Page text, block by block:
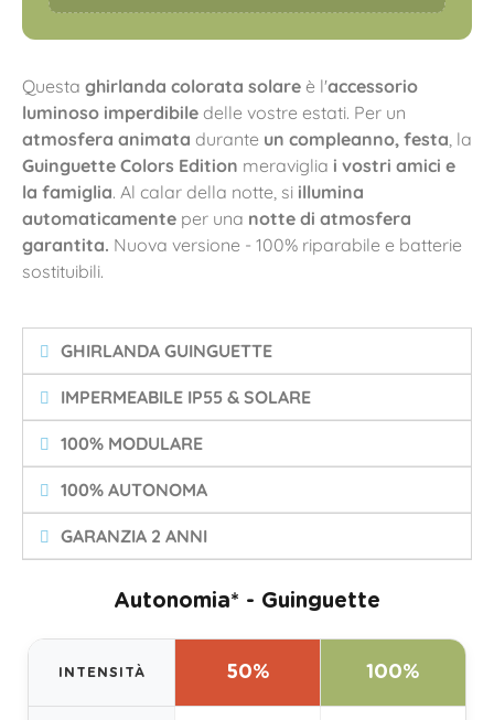
Questa ghirlanda colorata solare è l'accessorio
luminoso imperdibile delle vostre estati. Per un
atmosfera animata durante un compleanno, festa , la
Guinguette Colors Edition meraviglia i vostri amici e
la famiglia. Al calar della notte, si illumina
automaticamente per una notte di atmosfera
garantita. Nuova versione - 100% riparabile e batterie
sostituibili.
GHIRLANDA GUINGUETTE
IMPERMEABILE IP55 & SOLARE
100% MODULARE
100% AUTONOMA
GARANZIA 2 ANNI
Autonomia* - Guinguette
INTENSITÀ 50% 100%